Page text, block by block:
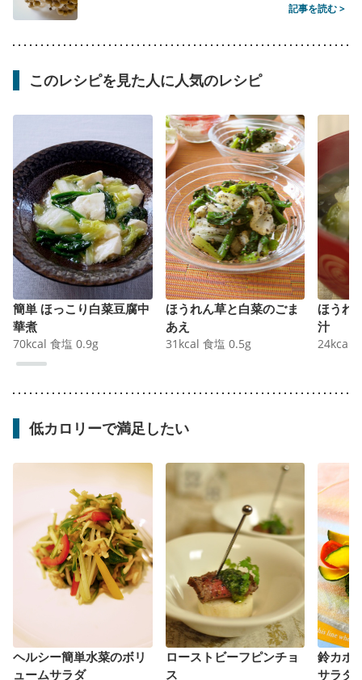
記事を読む >
このレシピを見た人に人気のレシピ
簡単 ほっこり白菜豆腐中
華煮
70kcal 食塩 0.9g
ほうれん草と白菜のごま
あえ
31 kcal 食塩 0.5g
ほうれ
汁
24kcal
低カロリーで満足したい
ヘルシー簡単水菜のボリ
ュームサラダ
ローストビーフピンチョ
ス
鈴カボ
サラダ